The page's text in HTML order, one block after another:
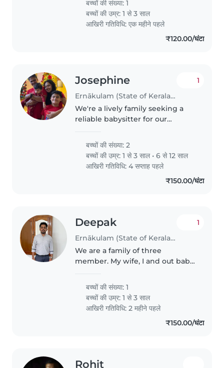
बच्चों की संख्या: 1
बच्चों की उम्र:1 से 3 साल
आखिरी गतिविधि: एक महीने पहले
₹120.00/घंटा
Josephine
Ernākulam (State of Kerala) में बेबीसिटिंग की नौकरी
1
We're a lively family seeking a
reliable babysitter for our
energetic, and friendly, always
eager to explore and play. We'd
love someone who can keep..
बच्चों की संख्या: 2
बच्चों की उम्र:1 से 3 साल •6 से 12 साल
आखिरी गतिविधि: 4 सप्ताह पहले
₹150.00/घंटा
Deepak
Ernākulam (State of Kerala) में बेबीसिटिंग की नौकरी
1
We are a family of three
member. My wife, I and out baby
my wife and I are working from
home. Our flat location is near
Navodhaya Kakkanad
बच्चों की संख्या: 1
बच्चों की उम्र:1 से 3 साल
आखिरी गतिविधि: 2 महीने पहले
₹150.00/घंटा
Rohit